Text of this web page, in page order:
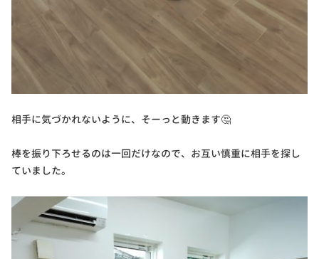
相手に気づかれないように、そーっと動きます🤔
棒を振り下ろせるのは一回だけなので、お互い慎重に相手を探し
ていました。